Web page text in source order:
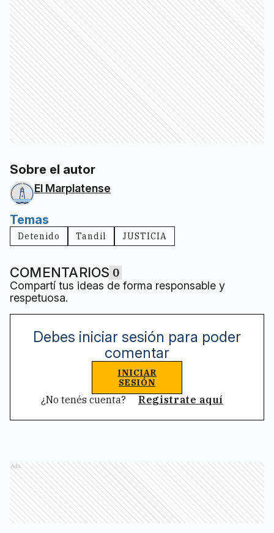
Sobre el autor
El Marplatense
Temas
Detenido Tandil JUSTICIA
COMENTARIOS 0
Compartí tus ideas de forma responsable y
respetuosa.
Debes iniciar sesión para poder
comentar
INICIAR
SESIÓN
¿No tenés cuenta? Registrate aquí
Ads